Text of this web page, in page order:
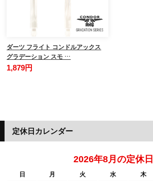
ダーツ フライト コンドルアックス
グラデーション スモ …
1,879円
定休日カレンダー
2026年8月の定休日
日 月 火 水 木